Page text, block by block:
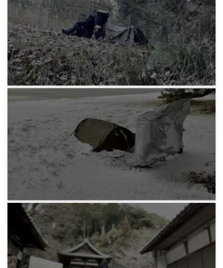
みろりHP
野宿旅・冬 気温のこと
みろりHP
野宿旅・冬 水辺と街のこと